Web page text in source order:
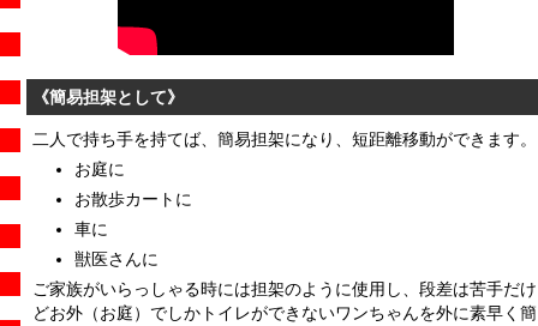
《簡易担架として》
二人で持ち手を持てば、簡易担架になり、短距離移動ができます。
お庭に
お散歩カートに
車に
獣医さんに
ご家族がいらっしゃる時には担架のように使用し、段差は苦手だけ
どお外（お庭）でしかトイレができないワンちゃんを外に素早く簡